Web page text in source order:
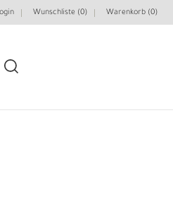
Wunschliste (0) Warenkorb (0)